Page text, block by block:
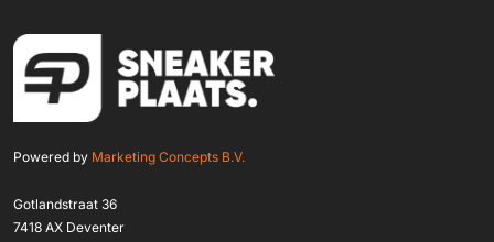
Powered by Marketing Concepts B.V.
Gotlandstraat 36
7418 AX Deventer